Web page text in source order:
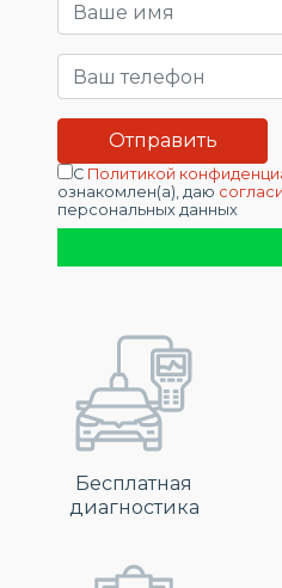
С Политикой
ознакомлен(а), даю
персональных данных
Бесплатная
диагностика